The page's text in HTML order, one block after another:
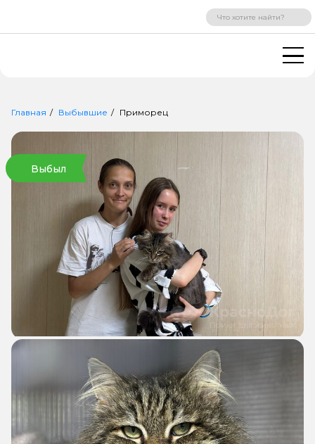
ВХОД РЕГИСТРАЦИЯ
Главная Выбывшие Приморец
Выбыл